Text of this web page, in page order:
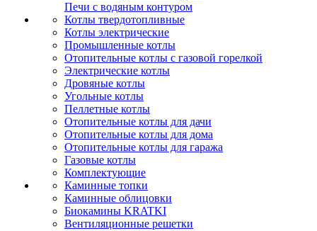
Печи с водяным контуром
Котлы твердотопливные
Котлы электрические
Промышленные котлы
Отопительные котлы с газовой горелкой
Электрические котлы
Дровяные котлы
Угольные котлы
Пеллетные котлы
Отопительные котлы для дачи
Отопительные котлы для дома
Отопительные котлы для гаража
Газовые котлы
Комплектующие
Каминные топки
Каминные облицовки
Биокамины KRATKI
Вентиляционные решетки